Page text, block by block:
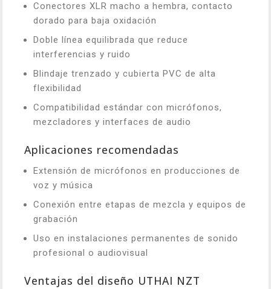
Conectores XLR macho a hembra, contacto
dorado para baja oxidación
Doble línea equilibrada que reduce
interferencias y ruido
Blindaje trenzado y cubierta PVC de alta
flexibilidad
Compatibilidad estándar con micrófonos,
mezcladores y interfaces de audio
Aplicaciones recomendadas
Extensión de micrófonos en producciones de
voz y música
Conexión entre etapas de mezcla y equipos de
grabación
Uso en instalaciones permanentes de sonido
profesional o audiovisual
Ventajas del diseño UTHAI NZT